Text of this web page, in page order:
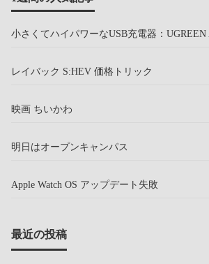
小さくてハイパワーなUSB充電器：UGREEN
レイバック S:HEV 価格トリック
映画 ちいかわ
明日はオープンキャンパス
Apple Watch OS アップデート失敗
最近の投稿